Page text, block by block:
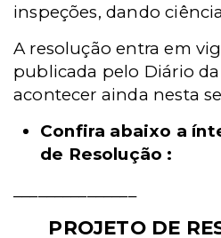
inspeções, dando
A resolução entra em
publicada pelo Diário
acontecer ainda nesta
Confira abaixo a
de Resolução :
PROJETO DE